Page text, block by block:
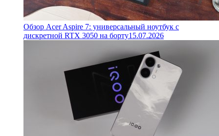
Обзор Acer Aspire 7: универсальный ноутбук с
дискретной RTX 3050 на борту15.07.2026